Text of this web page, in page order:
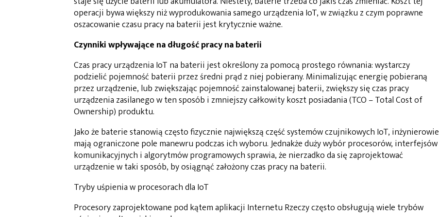
operacji bywa większy niż wyprodukowania samego urządzenia IoT, w związku z czym poprawne
oszacowanie czasu pracy na baterii jest krytycznie ważne.
Czynniki wpływające na długość pracy na baterii
Czas pracy urządzenia IoT na baterii jest określony za pomocą prostego równania: wystarczy
podzielić pojemność baterii przez średni prąd z niej pobierany. Minimalizując energię pobieraną
przez urządzenie, lub zwiększając pojemność zainstalowanej baterii, zwiększy się czas pracy
urządzenia zasilanego w ten sposób i zmniejszy całkowity koszt posiadania (TCO – Total Cost of
Ownership) produktu.
Jako że baterie stanowią często fizycznie największą część systemów czujnikowych IoT, inżynierowie
mają ograniczone pole manewru podczas ich wyboru. Jednakże duży wybór procesorów, interfejsów
komunikacyjnych i algorytmów programowych sprawia, że nierzadko da się zaprojektować
urządzenie w taki sposób, by osiągnąć założony czas pracy na baterii.
Tryby uśpienia w procesorach dla IoT
Procesory zaprojektowane pod kątem aplikacji Internetu Rzeczy często obsługują wiele trybów